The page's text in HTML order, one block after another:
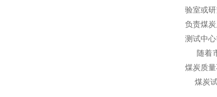
验室或
负责煤
测试中
随着
煤炭质
煤炭试